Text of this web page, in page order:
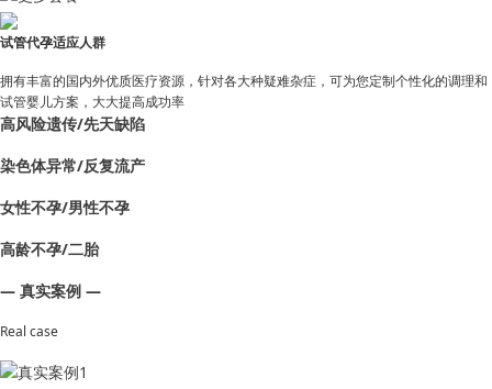
试管代孕适应人群
拥有丰富的国内外优质医疗资源，针对各大种疑难杂症，可为您定制个性化的调理和
试管婴儿方案，大大提高成功率
高风险遗传/先天缺陷
染色体异常/反复流产
女性不孕/男性不孕
高龄不孕/二胎
— 真实案例 —
Real case